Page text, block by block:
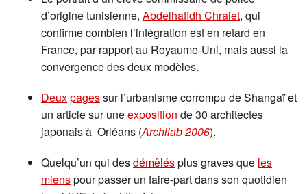
d’origine tunisienne, Abdelhafidh Chraiet, qui
confirme combien l’intégration est en retard en
France, par rapport au Royaume-Uni, mais aussi la
convergence des deux modèles.
Deuxpagessur l’urbanisme corrompu de Shangaï et
un article sur uneexposition de 30 architectes
japonais à Orléans (Archilab 2006).
Quelqu’un qui desdémêlésplus graves que les
mienspour passer un faire-part dans son quotidien